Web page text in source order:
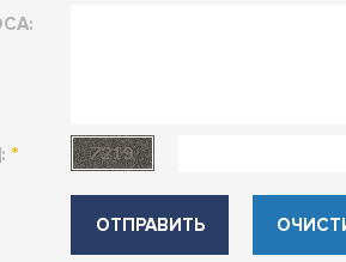
*
ОТПРАВИТЬ